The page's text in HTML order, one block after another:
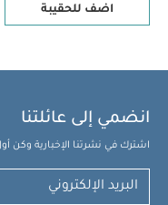
اضف للحقيبة
انضمي إلى عائلتنا
اشترك في نشرتنا الإخبارية وكن